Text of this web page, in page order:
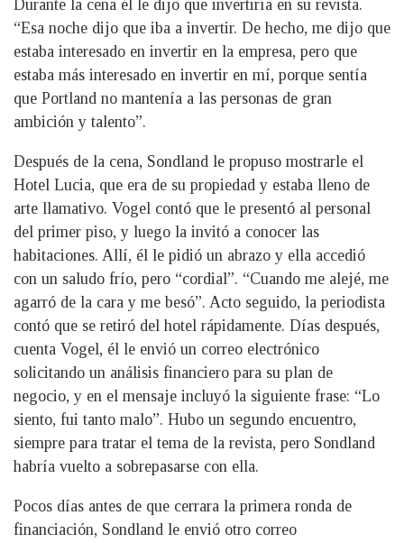
Durante la cena él le dijo que invertiría en su revista.
“Esa noche dijo que iba a invertir. De hecho, me dijo que
estaba interesado en invertir en la empresa, pero que
estaba más interesado en invertir en mí, porque sentía
que Portland no mantenía a las personas de gran
ambición y talento”.
Después de la cena, Sondland le propuso mostrarle el
Hotel Lucia, que era de su propiedad y estaba lleno de
arte llamativo. Vogel contó que le presentó al personal
del primer piso, y luego la invitó a conocer las
habitaciones. Allí, él le pidió un abrazo y ella accedió
con un saludo frío, pero “cordial”. “Cuando me alejé, me
agarró de la cara y me besó”. Acto seguido, la periodista
contó que se retiró del hotel rápidamente. Días después,
cuenta Vogel, él le envió un correo electrónico
solicitando un análisis financiero para su plan de
negocio, y en el mensaje incluyó la siguiente frase: “Lo
siento, fui tanto malo”. Hubo un segundo encuentro,
siempre para tratar el tema de la revista, pero Sondland
habría vuelto a sobrepasarse con ella.
Pocos días antes de que cerrara la primera ronda de
financiación, Sondland le envió otro correo